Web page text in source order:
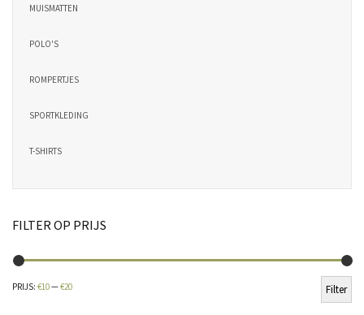
MUISMATTEN
POLO'S
ROMPERTJES
SPORTKLEDING
T-SHIRTS
FILTER OP PRIJS
Filter
PRIJS: €10—€20